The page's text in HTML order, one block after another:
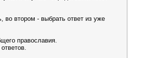
во втором - выбрать ответ из уже
православия.